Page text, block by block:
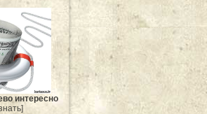
интересно